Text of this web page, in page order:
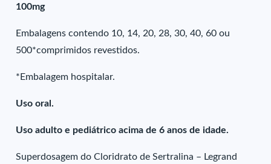
100mg
Embalagens contendo 10, 14, 20, 28, 30, 40, 60 ou
500*comprimidos revestidos.
*Embalagem hospitalar.
Uso oral.
Uso adulto e pediátrico acima de 6 anos de idade.
Superdosagem do Cloridrato de Sertralina – Legrand